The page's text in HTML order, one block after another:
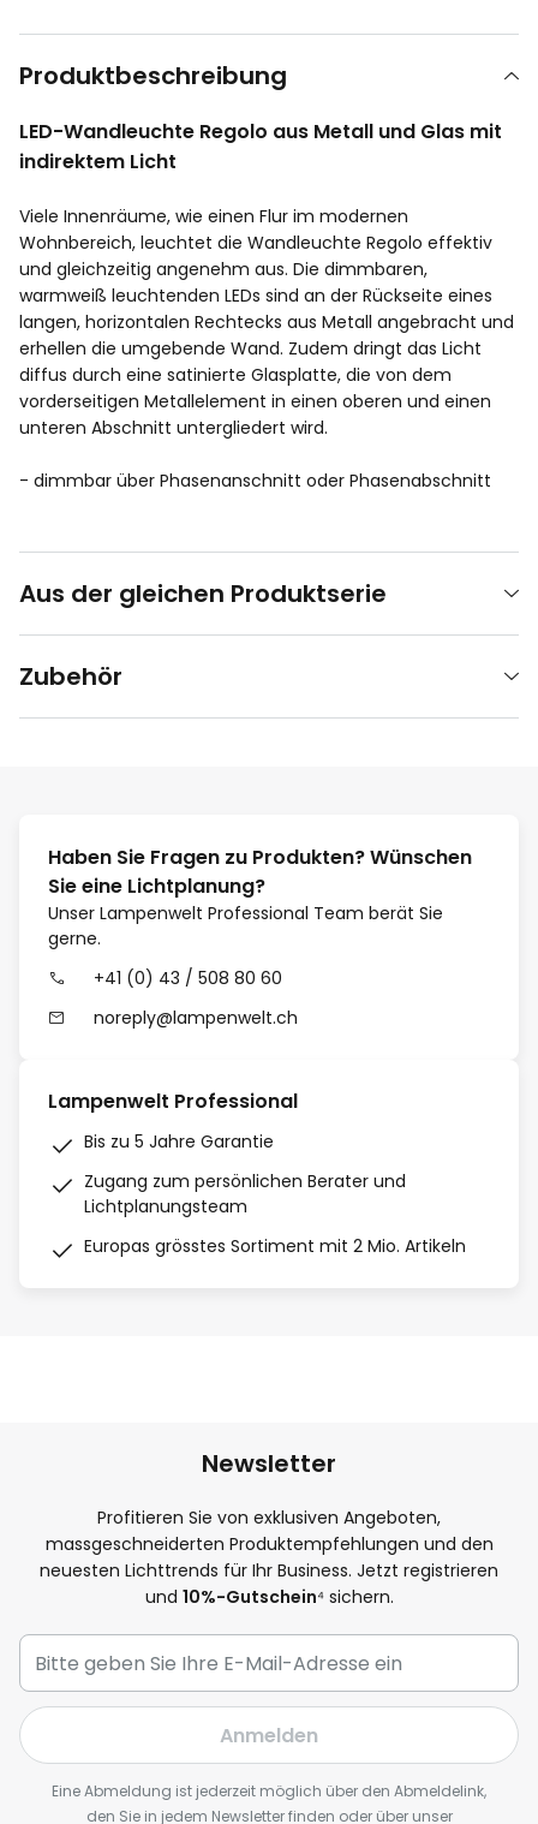
Produktbeschreibung
LED-Wandleuchte Regolo aus Metall und Glas mit
indirektem Licht
Viele Innenräume, wie einen Flur im modernen
Wohnbereich, leuchtet die Wandleuchte Regolo effektiv
und gleichzeitig angenehm aus. Die dimmbaren,
warmweiß leuchtenden LEDs sind an der Rückseite eines
langen, horizontalen Rechtecks aus Metall angebracht und
erhellen die umgebende Wand. Zudem dringt das Licht
diffus durch eine satinierte Glasplatte, die von dem
vorderseitigen Metallelement in einen oberen und einen
unteren Abschnitt untergliedert wird.
- dimmbar über Phasenanschnitt oder Phasenabschnitt
Aus der gleichen Produktserie
Zubehör
Haben Sie Fragen zu Produkten? Wünschen
Sie eine Lichtplanung?
Unser Lampenwelt Professional Team berät Sie
gerne.
+41 (0) 43 / 508 80 60
noreply@lampenwelt.ch
Lampenwelt Professional
Bis zu 5 Jahre Garantie
Zugang zum persönlichen Berater und
Lichtplanungsteam
Europas grösstes Sortiment mit 2 Mio. Artikeln
Newsletter
Profitieren Sie von exklusiven Angeboten,
massgeschneiderten Produktempfehlungen und den
neuesten Lichttrends für Ihr Business. Jetzt registrieren
und 10%-Gutschein⁴ sichern.
Anmelden
Eine Abmeldung ist jederzeit möglich über den Abmeldelink,
den Sie in jedem Newsletter finden oder über unser